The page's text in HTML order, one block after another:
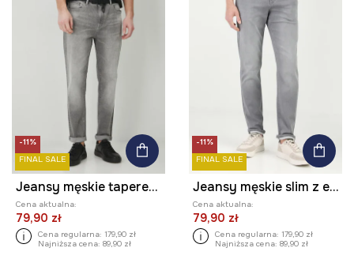
-11%
FINAL SALE
Jeansy męskie tapered z efektem sprania kolor szary
Cena aktualna:
79,90 zł
Cena regularna: 179,90 zł
Najniższa cena: 89,90 zł
-11%
FINAL SALE
Jeansy męskie slim z efektem sprania kolor szary
Cena aktualna:
79,90 zł
Cena regularna: 179,90 zł
Najniższa cena: 89,90 zł